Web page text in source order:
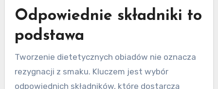
Odpowiednie składniki to
podstawa
Tworzenie dietetycznych obiadów nie oznacza
rezygnacji z smaku. Kluczem jest wybór
odpowiednich składników, które dostarczą